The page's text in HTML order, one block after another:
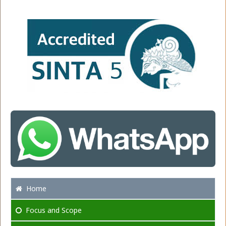
Home
Focus and Scope